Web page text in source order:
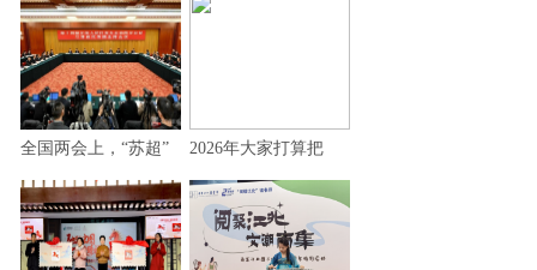
全国两会上，“苏超” 2026年大家打算把